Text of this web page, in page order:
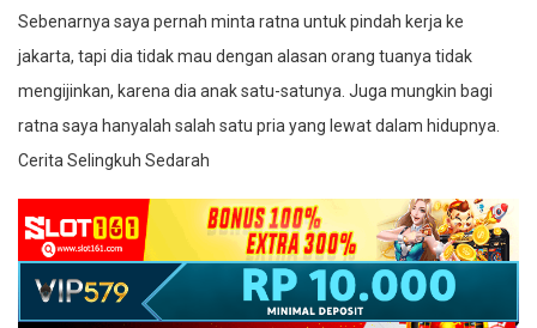
Sebenarnya saya pernah minta ratna untuk pindah kerja ke
jakarta, tapi dia tidak mau dengan alasan orang tuanya tidak
mengijinkan, karena dia anak satu-satunya. Juga mungkin bagi
ratna saya hanyalah salah satu pria yang lewat dalam hidupnya.
Cerita Selingkuh Sedarah